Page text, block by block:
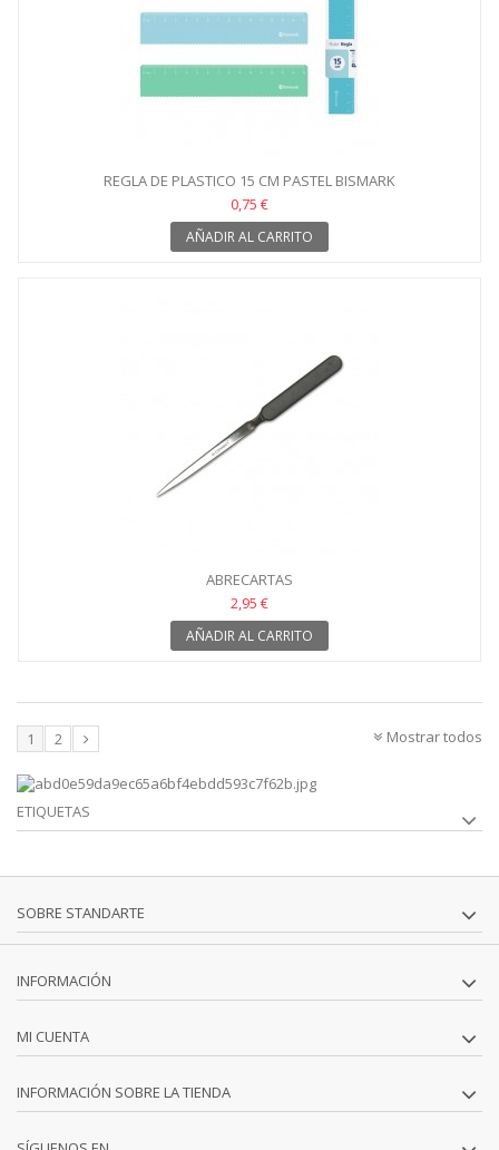
REGLA DE PLASTICO 15 CM PASTEL BISMARK
0,75 €
AÑADIR AL CARRITO
ABRECARTAS
2,95 €
AÑADIR AL CARRITO
Mostrar todos
1 2
ETIQUETAS
SOBRE STANDARTE
INFORMACIÓN
MI CUENTA
INFORMACIÓN SOBRE LA TIENDA